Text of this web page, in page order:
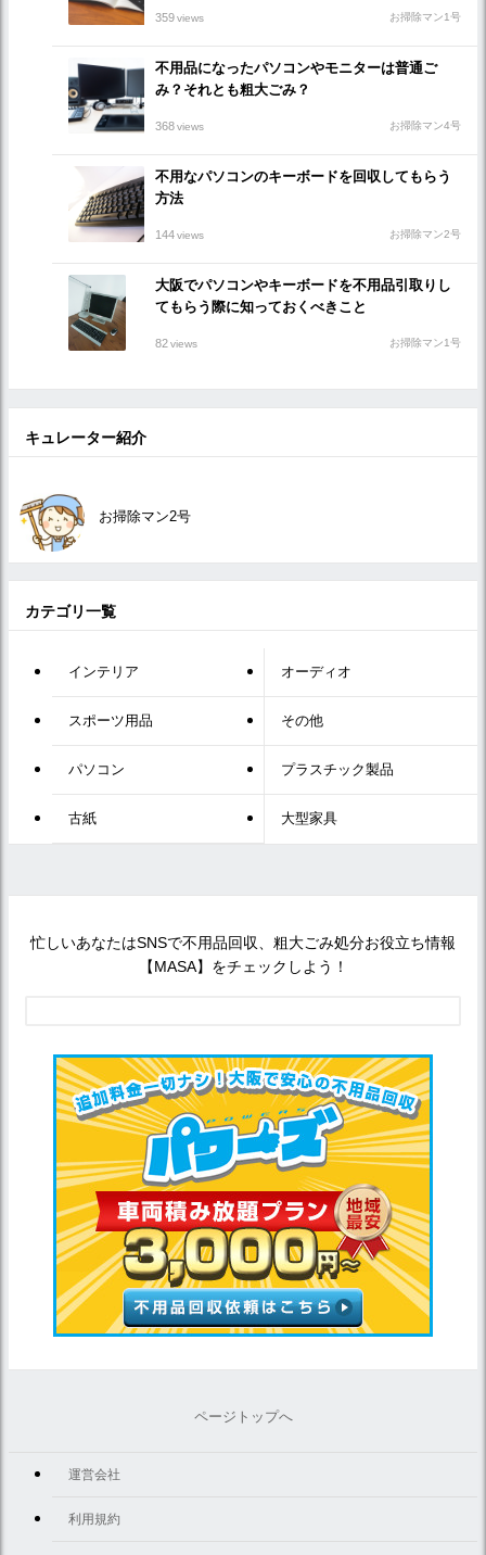
359views お掃除マン1号
不用品になったパソコンやモニターは普通ご
み？それとも粗大ごみ？
368views お掃除マン4号
不用なパソコンのキーボードを回収してもらう
方法
144views お掃除マン2号
大阪でパソコンやキーボードを不用品引取りし
てもらう際に知っておくべきこと
82views お掃除マン1号
キュレーター紹介
お掃除マン2号
カテゴリ一覧
インテリア オーディオ
スポーツ用品 その他
パソコン プラスチック製品
古紙 大型家具
忙しいあなたはSNSで不用品回収、粗大ごみ処分お役立ち情報
【MASA】をチェックしよう！
ページトップへ
運営会社
利用規約